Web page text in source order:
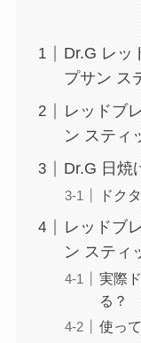
Dr.G レッ
プサン ス
レッドブ
ン スティ
Dr.G 日焼
ドク
レッドブ
ン スティ
実際
る？
使っ